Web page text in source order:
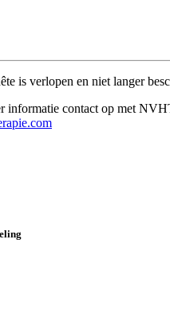
is verlopen en niet langer
informatie contact op met